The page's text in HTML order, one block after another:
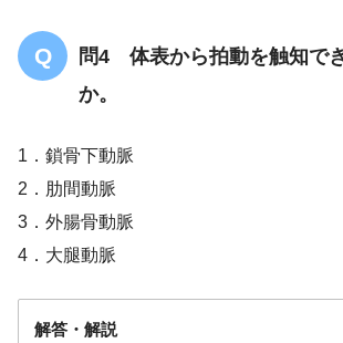
問4 体表から拍動を触知で
か。
1．鎖骨下動脈
2．肋間動脈
3．外腸骨動脈
4．大腿動脈
解答・解説